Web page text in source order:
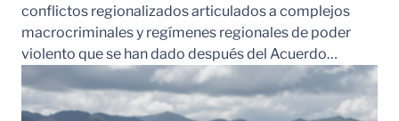
conflictos regionalizados articulados a complejos
macrocriminales y regímenes regionales de poder
violento que se han dado después del Acuerdo…